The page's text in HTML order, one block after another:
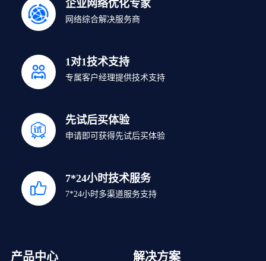
企业网络优化专家
网络综合解决服务商
1对1技术支持
专属客户经理提供技术支持
先试后买体验
申请即可获得先试后买体验
7*24小时技术服务
7*24小时多渠道服务支持
产品中心 解决方案